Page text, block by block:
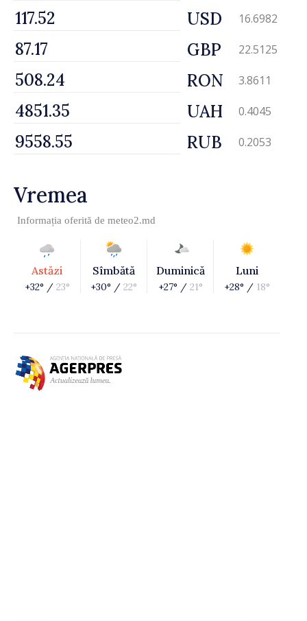
USD 16.6982
GBP 22.5125
RON 3.8611
UAH 0.4045
RUB 0.2053
Vremea
Informația oferită de meteo2.md
Astăzi
+32° / 23°
Sîmbătă
+30° / 22°
Duminică
+27° / 21°
Luni
+28° / 18°